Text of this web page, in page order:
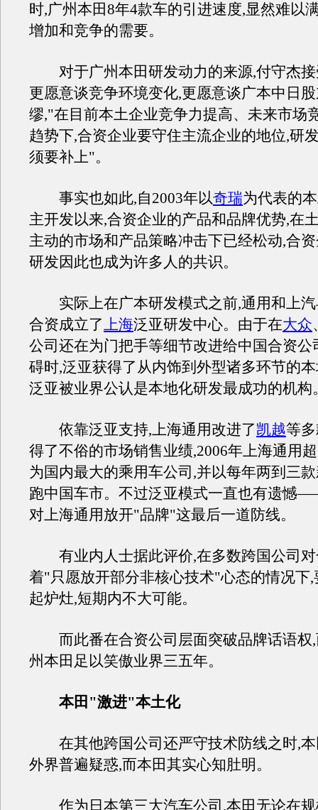
时,广州本田8年4款车的引进速度,显然难以
增加和竞争的需要。
对于广州本田研发动力的来源,付守杰接
更愿意谈竞争环境变化,更愿意谈广本中日
缪,"在目前本土企业竞争力提高、未来市场
趋势下,合资企业要守住主流企业的地位,研
须要补上"。
事实也如此,自2003年以奇瑞为代表的
主开发以来,合资企业的产品和品牌优势,在
主动的市场和产品策略冲击下已经松动,合
研发因此也成为许多人的共识。
实际上在广本研发模式之前,通用和上汽
合资成立了上海泛亚研发中心。由于在大众
公司还在为门把手等细节改进给中国合资公
碍时,泛亚获得了从内饰到外型诸多环节的
泛亚被业界公认是本地化研发最成功的机构
依靠泛亚支持,上海通用改进了凯越等
得了不俗的市场销售业绩,2006年上海通用
为国内最大的乘用车公司,并以每年两到三
跑中国车市。不过泛亚模式一直也有遗憾
对上海通用放开"品牌"这最后一道防线。
有业内人士据此评价,在多数跨国公司对
着"只愿放开部分非核心技术"心态的情况下
起炉灶,短期内不大可能。
而此番在合资公司层面突破品牌话语权,
州本田足以笑傲业界三五年。
本田"激进"本土化
在其他跨国公司还严守技术防线之时,本
外界普遍疑惑,而本田其实心知肚明。
作为日本第三大汽车公司,本田无论在规